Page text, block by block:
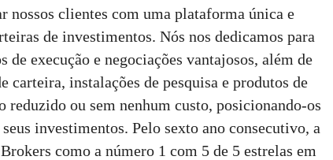
nossos clientes com uma plataforma única e
de investimentos. Nós nos dedicamos para
de execução e negociações vantajosos, além de
carteira, instalações de pesquisa e produtos de
ou sem nenhum custo, posicionando-os
investimentos. Pelo sexto ano consecutivo, a
como a número 1 com 5 de 5 estrelas em